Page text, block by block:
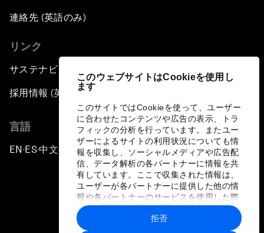
このウェブサイトはCookieを使用し
ます
このサイトではCookieを使って、ユーザー
に合わせたコンテンツや広告の表示、トラ
フィックの分析を行っています。またユー
ザーによるサイトの利用状況についても情
報を収集し、ソーシャルメディアや広告配
信、データ解析の各パートナーに情報を共
有しています。ここで収集された情報は、
ユーザーが各パートナーに提供した他の情
報や各パートナーのサービスを使用した際
に収集された情報と組み合わされ、各パー
トナーによって使用されることがありま
す。
拒否
連絡先 (英語のみ)
リンク
サステナビリティへの取り組み
採用情報 (英語のみ)
言語
EN ▪ES▪中文▪ 日本語
プライバシーポリシーと利用規約